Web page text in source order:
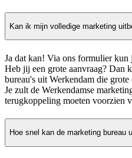
Kan ik mijn volledige marketing
Ja dat kan! Via ons formulier kun
Heb jij een grote aanvraag? Dan
bureau's uit Werkendam die
Je zult de Werkendamse
terugkoppeling moeten voorzien
Hoe snel kan de marketing bureau